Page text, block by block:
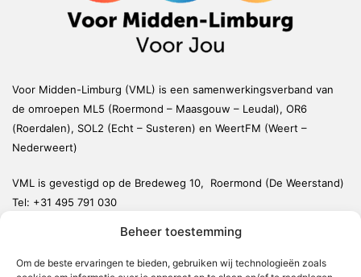
Beheer toestemming
Om de beste ervaringen te bieden, gebruiken wij technologieën zoals
Voor Midden-Limburg (VML) is een samenwerkingsverband van
de omroepen ML5 (Roermond – Maasgouw – Leudal), OR6
(Roerdalen), SOL2 (Echt – Susteren) en WeertFM (Weert –
Nederweert)
VML is gevestigd op de Bredeweg 10, Roermond (De Weerstand)
Tel: +31 495 791 030
Weert